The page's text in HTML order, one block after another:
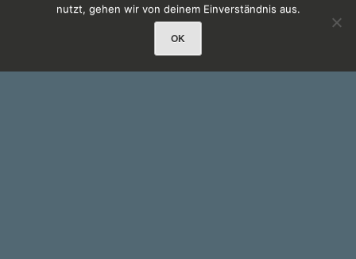
nutzt, gehen wir von deinem Einverständnis aus.
OK